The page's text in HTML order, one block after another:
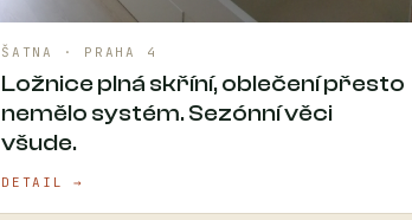
ŠATNA · PRAHA 4
Ložnice plná skříní, oblečení přesto
nemělo systém. Sezónní věci
všude.
DETAIL →